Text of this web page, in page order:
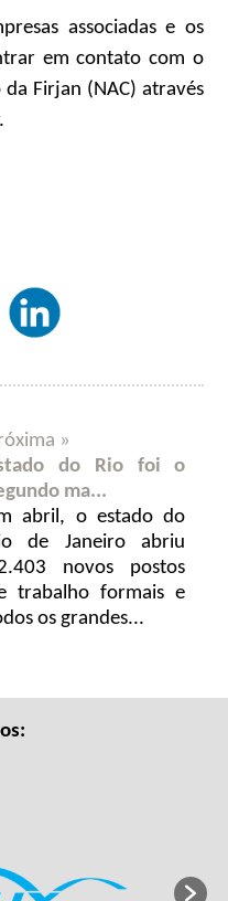
associadas e os
em contato com o
Firjan (NAC) através
.
»
do Rio foi o
ma...
abril, o estado do
de Janeiro abriu
novos postos
trabalho formais e
os grandes...